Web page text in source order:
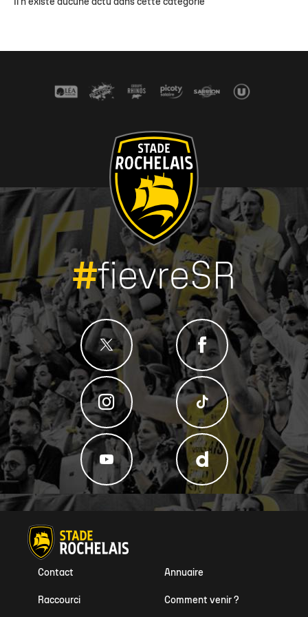
Il n'existe aucune actu dans cette catégorie
#fievreSR
Annuaire
Contact
Comment venir ?
Raccourci